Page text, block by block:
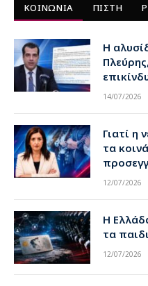
ΚΟΙΝΩΝΙΑ ΠΙΣΤΗ
Η
14/07/2026
Γιατί η
τα
12/07/2026
Η
τα
12/07/2026